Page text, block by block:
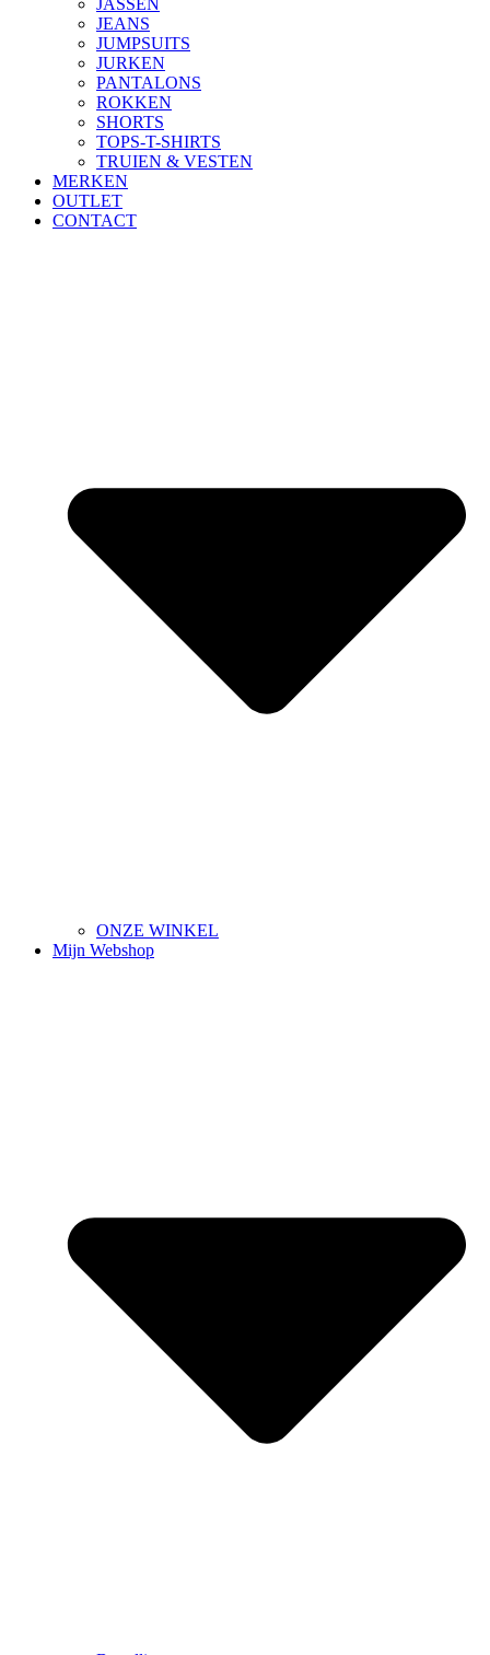
JEANS
JUMPSUITS
JURKEN
PANTALONS
ROKKEN
SHORTS
TOPS-T-SHIRTS
TRUIEN & VESTEN
MERKEN
OUTLET
CONTACT
ONZE WINKEL
Mijn Webshop